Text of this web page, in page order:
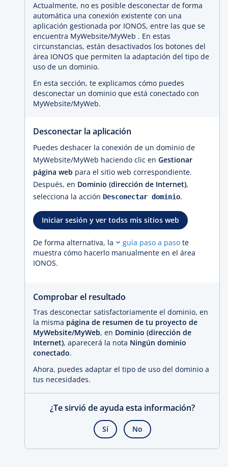
Actualmente, no es posible desconectar de forma
automática una conexión existente con una
aplicación gestionada por IONOS, entre las que se
encuentra MyWebsite/MyWeb . En estas
circunstancias, están desactivados los botones del
área IONOS que permiten la adaptación del tipo de
uso de un dominio.
En esta sección, te explicamos cómo puedes
desconectar un dominio que está conectado con
MyWebsite/MyWeb.
Desconectar la aplicación
Puedes deshacer la conexión de un dominio de
MyWebsite/MyWeb haciendo clic en Gestionar
página web para el sitio web correspondiente.
Después, en Dominio (dirección de Internet),
selecciona la acción Desconectar dominio.
Iniciar sesión y ver todss mis sitios web
De forma alternativa, la guía paso a paso te
muestra cómo hacerlo manualmente en el área
IONOS.
Comprobar el resultado
Tras desconectar satisfactoriamente el dominio, en
la misma página de resumen de tu proyecto de
MyWebsite/MyWeb, en Dominio (dirección de
Internet), aparecerá la nota Ningún dominio
conectado.
Ahora, puedes adaptar el tipo de uso del dominio a
tus necesidades.
¿Te sirvió de ayuda esta información?
Sí No